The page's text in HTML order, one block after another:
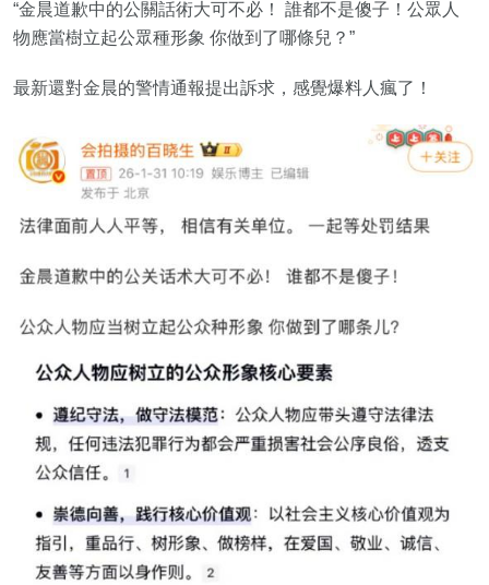
“金晨道歉中的公關話術大可不必！ 誰都不是傻子！公眾人
物應當樹立起公眾種形象 你做到了哪條兒？”
最新還對金晨的警情通報提出訴求，感覺爆料人瘋了！